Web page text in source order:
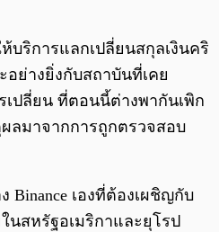
บริการแลกเปลี่ยนสกุลเงินคริ
อย่างยิ่งกับสถาบันที่เคย
ปลี่ยน ที่ตอนนี้ต่างพากันเพิก
ลมาจากการถูกตรวจสอบ
เองที่ต้องเผชิญกับ
สหรัฐอเมริกาและยุโรป